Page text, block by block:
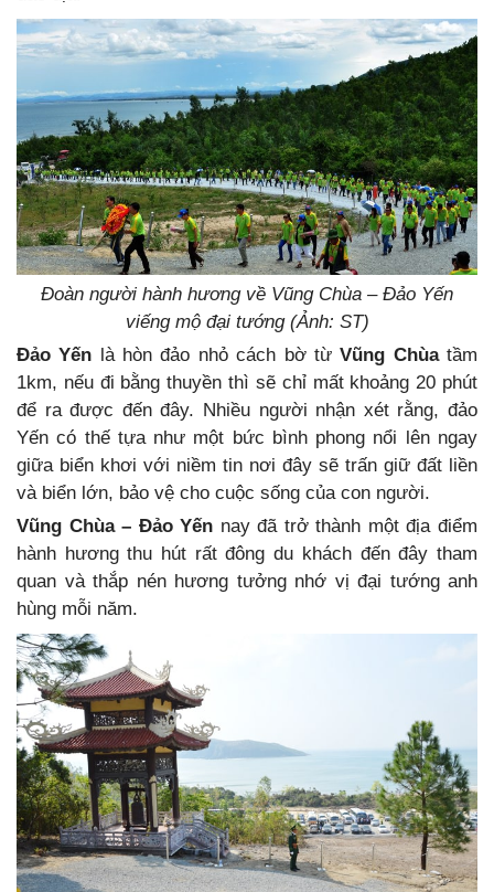
Đoàn người hành hương về Vũng Chùa – Đảo Yến
viếng mộ đại tướng (Ảnh: ST)
Đảo Yến là hòn đảo nhỏ cách bờ từVũng Chùatầm
1km, nếu đi bằng thuyền thì sẽ chỉ mất khoảng 20 phút
để ra được đến đây. Nhiều người nhận xét rằng, đảo
Yến có thế tựa như một bức bình phong nổi lên ngay
giữa biển khơi với niềm tin nơi đây sẽ trấn giữ đất liền
và biển lớn, bảo vệ cho cuộc sống của con người.
Vũng Chùa – Đảo Yến nay đã trở thành một địa điểm
hành hương thu hút rất đông du khách đến đây tham
quan và thắp nén hương tưởng nhớ vị đại tướng anh
hùng mỗi năm.